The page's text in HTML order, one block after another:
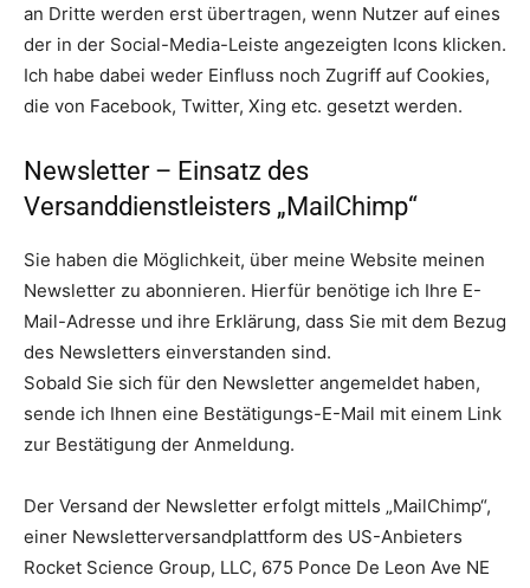
an Dritte werden erst übertragen, wenn Nutzer auf eines
der in der Social-Media-Leiste angezeigten Icons klicken.
Ich habe dabei weder Einfluss noch Zugriff auf Cookies,
die von Facebook, Twitter, Xing etc. gesetzt werden.
Newsletter – Einsatz des
Versanddienstleisters „MailChimp“
Sie haben die Möglichkeit, über meine Website meinen
Newsletter zu abonnieren. Hierfür benötige ich Ihre E-
Mail-Adresse und ihre Erklärung, dass Sie mit dem Bezug
des Newsletters einverstanden sind.
Sobald Sie sich für den Newsletter angemeldet haben,
sende ich Ihnen eine Bestätigungs-E-Mail mit einem Link
zur Bestätigung der Anmeldung.
Der Versand der Newsletter erfolgt mittels „MailChimp“,
einer Newsletterversandplattform des US-Anbieters
Rocket Science Group, LLC, 675 Ponce De Leon Ave NE